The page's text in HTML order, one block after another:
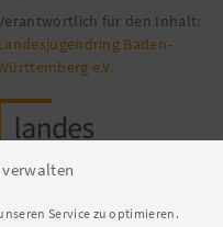
Service zu optimieren.
für den Inhalt:
Baden-
e.V.